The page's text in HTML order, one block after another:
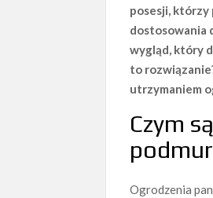
posesji, którzy
dostosowania
wygląd, który
to
utrzymaniem
Czym
Ogrodzenia